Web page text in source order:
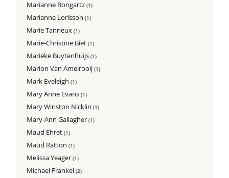
Marianne Bongartz(1)
Marianne Lorisson(1)
Marie Tanneux(1)
Marie-Christine Biet(1)
Marieke Buytenhuijs(1)
Marion Van Amelrooij(1)
Mark Eveleigh(1)
Mary Anne Evans(1)
Mary Winston Nicklin(1)
Mary-Ann Gallagher(1)
Maud Ehret(1)
Maud Ratton(1)
Melissa Yeager(1)
Michael Frankel(2)